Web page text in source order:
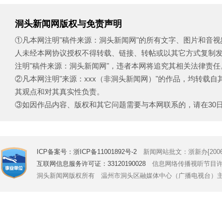
洞头新闻网版权与免责声明
①凡本网注明"稿件来源：洞头新闻网"的所有文字、图片和音
人未经本网协议授权不得转载、链接、转帖或以其它方式复
注明"稿件来源：洞头新闻网"，违者本网将追究其相关法律责任
②凡本网注明"来源：xxx（非洞头新闻网）"的作品，均转载自
其观点和对其真实性负责。
③如因作品内容、版权和其它问题需要与本网联系的，请在30
ICP备案号：浙ICP备11001892号-2 新闻网站批文：浙新办
互联网信息服务许可证：33120190028 信息网络传播视听节目
洞头新闻网版权所有 温州市洞头区融媒体中心（广播电视台）